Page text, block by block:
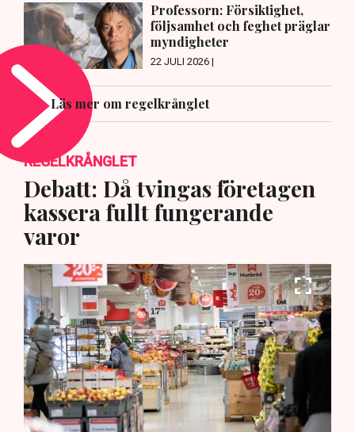
Professorn: Försiktighet,
följsamhet och feghet präglar
myndigheter
22 JULI 2026 |
Läs mer om regelkrånglet
REGELKRÅNGLET
Debatt: Då tvingas företagen
kassera fullt fungerande
varor